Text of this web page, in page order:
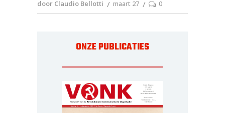
door Claudio Bellotti maart 27 0
ONZE PUBLICATIES